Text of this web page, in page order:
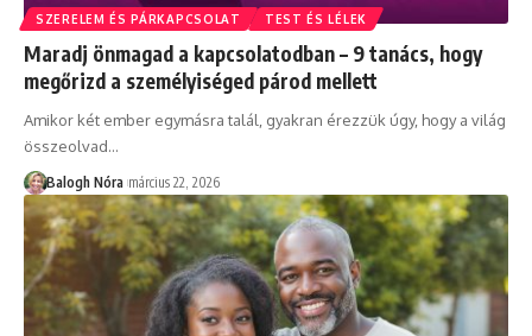
SZERELEM ÉS PÁRKAPCSOLAT TEST ÉS LÉLEK
Maradj önmagad a kapcsolatodban – 9 tanács, hogy
megőrizd a személyiséged párod mellett
Amikor két ember egymásra talál, gyakran érezzük úgy, hogy a világ
összeolvad…
Balogh Nóra március 22, 2026